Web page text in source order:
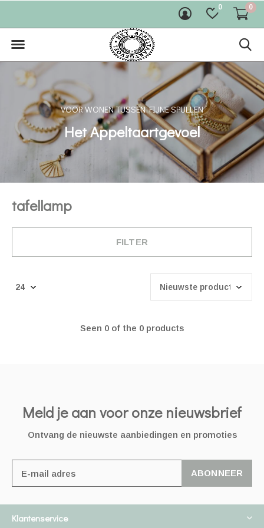
0 0
VOOR WONEN TUSSEN FIJNE SPULLEN
Het Appeltaartgevoel
tafellamp
FILTER
Seen 0 of the 0 products
Meld je aan voor onze nieuwsbrief
Ontvang de nieuwste aanbiedingen en promoties
ABONNEER
Klantenservice